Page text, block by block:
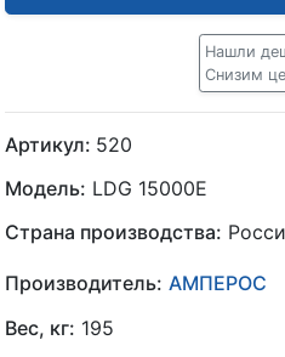
Нашли
Снизим
Артикул: 520
Модель: LDG 15000E
Страна производства:
Производитель: АМПЕРОС
Вес, кг: 195